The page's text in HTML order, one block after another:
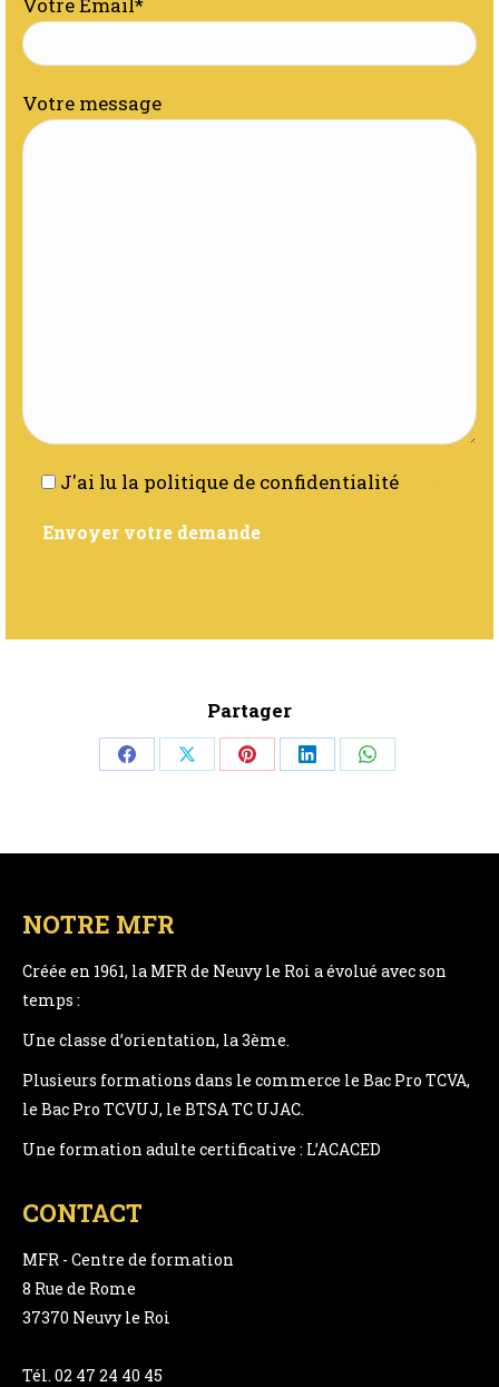
Votre message
J'ai lu la politique de confidentialité
Partager
Share Share Share Share Share
NOTRE MFR
Créée en 1961, la MFR de Neuvy le Roi a évolué avec son
temps :
Une classe d’orientation, la 3ème.
Plusieurs formations dans le commerce le Bac Pro TCVA,
le Bac Pro TCVUJ, le BTSA TC UJAC.
Une formation adulte certificative : L’ACACED
CONTACT
MFR - Centre de formation
8 Rue de Rome
37370 Neuvy le Roi
Tél. 02 47 24 40 45